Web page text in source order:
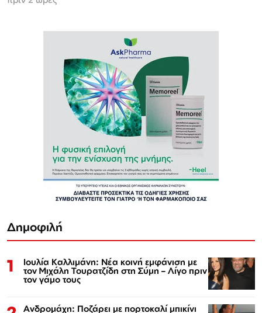
Δημοφιλή
1 Ιουλία Καλλιμάνη: Νέα κοινή εμφάνιση με
τον Μιχάλη Τουρατζίδη στη Σύμη – Λίγο πριν
τον γάμο τους
Ανδρομάχη: Ποζάρει με πορτοκαλί μπικίνι